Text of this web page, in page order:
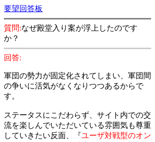
要望回答板
質問:なぜ殿堂入り案が浮上したのです
か？
回答:
軍団の勢力が固定化されてしまい、軍団間
の争いに活気がなくなりつつあるからで
す。
ステータスにこだわらず、サイト内での交
流を楽しんでいただいている雰囲気も尊重
していきたい反面、『ユーザ対戦型のオン